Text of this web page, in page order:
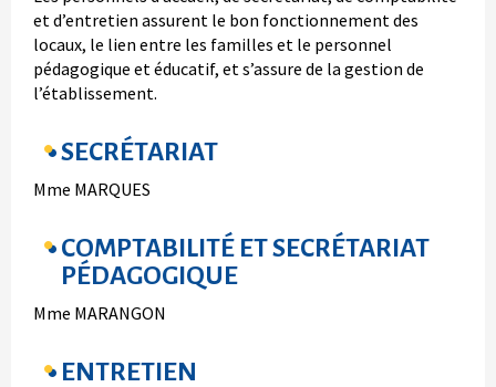
et d’entretien assurent le bon fonctionnement des
locaux, le lien entre les familles et le personnel
pédagogique et éducatif, et s’assure de la gestion de
l’établissement.
SECRÉTARIAT
Mme MARQUES
COMPTABILITÉ ET SECRÉTARIAT
PÉDAGOGIQUE
Mme MARANGON
ENTRETIEN